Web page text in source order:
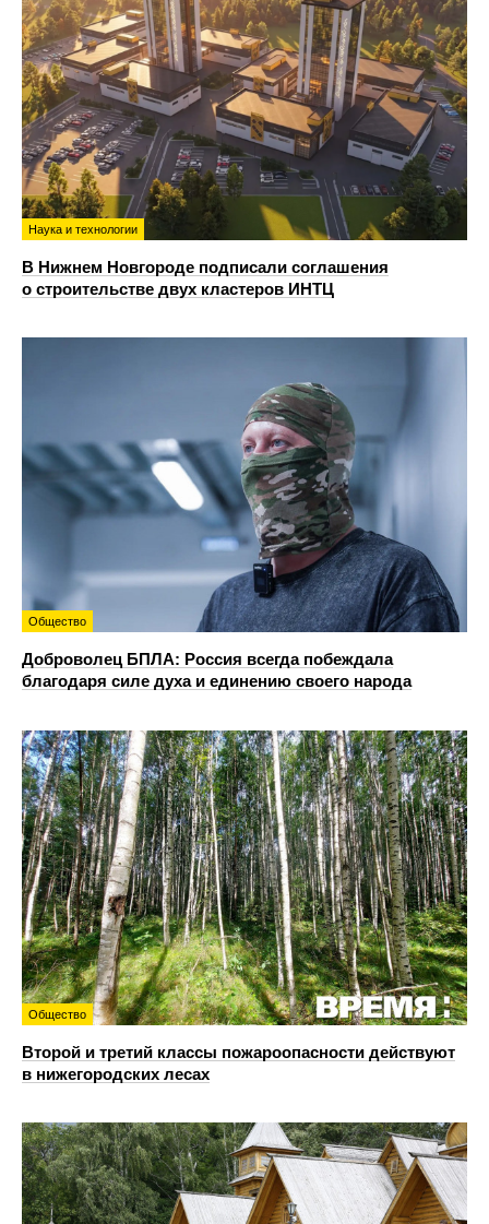
Наука и технологии
В Нижнем Новгороде подписали соглашения
о строительстве двух кластеров ИНТЦ
Общество
Доброволец БПЛА: Россия всегда побеждала
благодаря силе духа и единению своего народа
Общество
Второй и третий классы пожароопасности действуют
в нижегородских лесах